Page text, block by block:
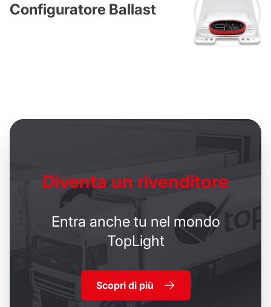
Configuratore Ballast
Diventa un rivenditore
Entra anche tu nel mondo
TopLight
Scopri di più